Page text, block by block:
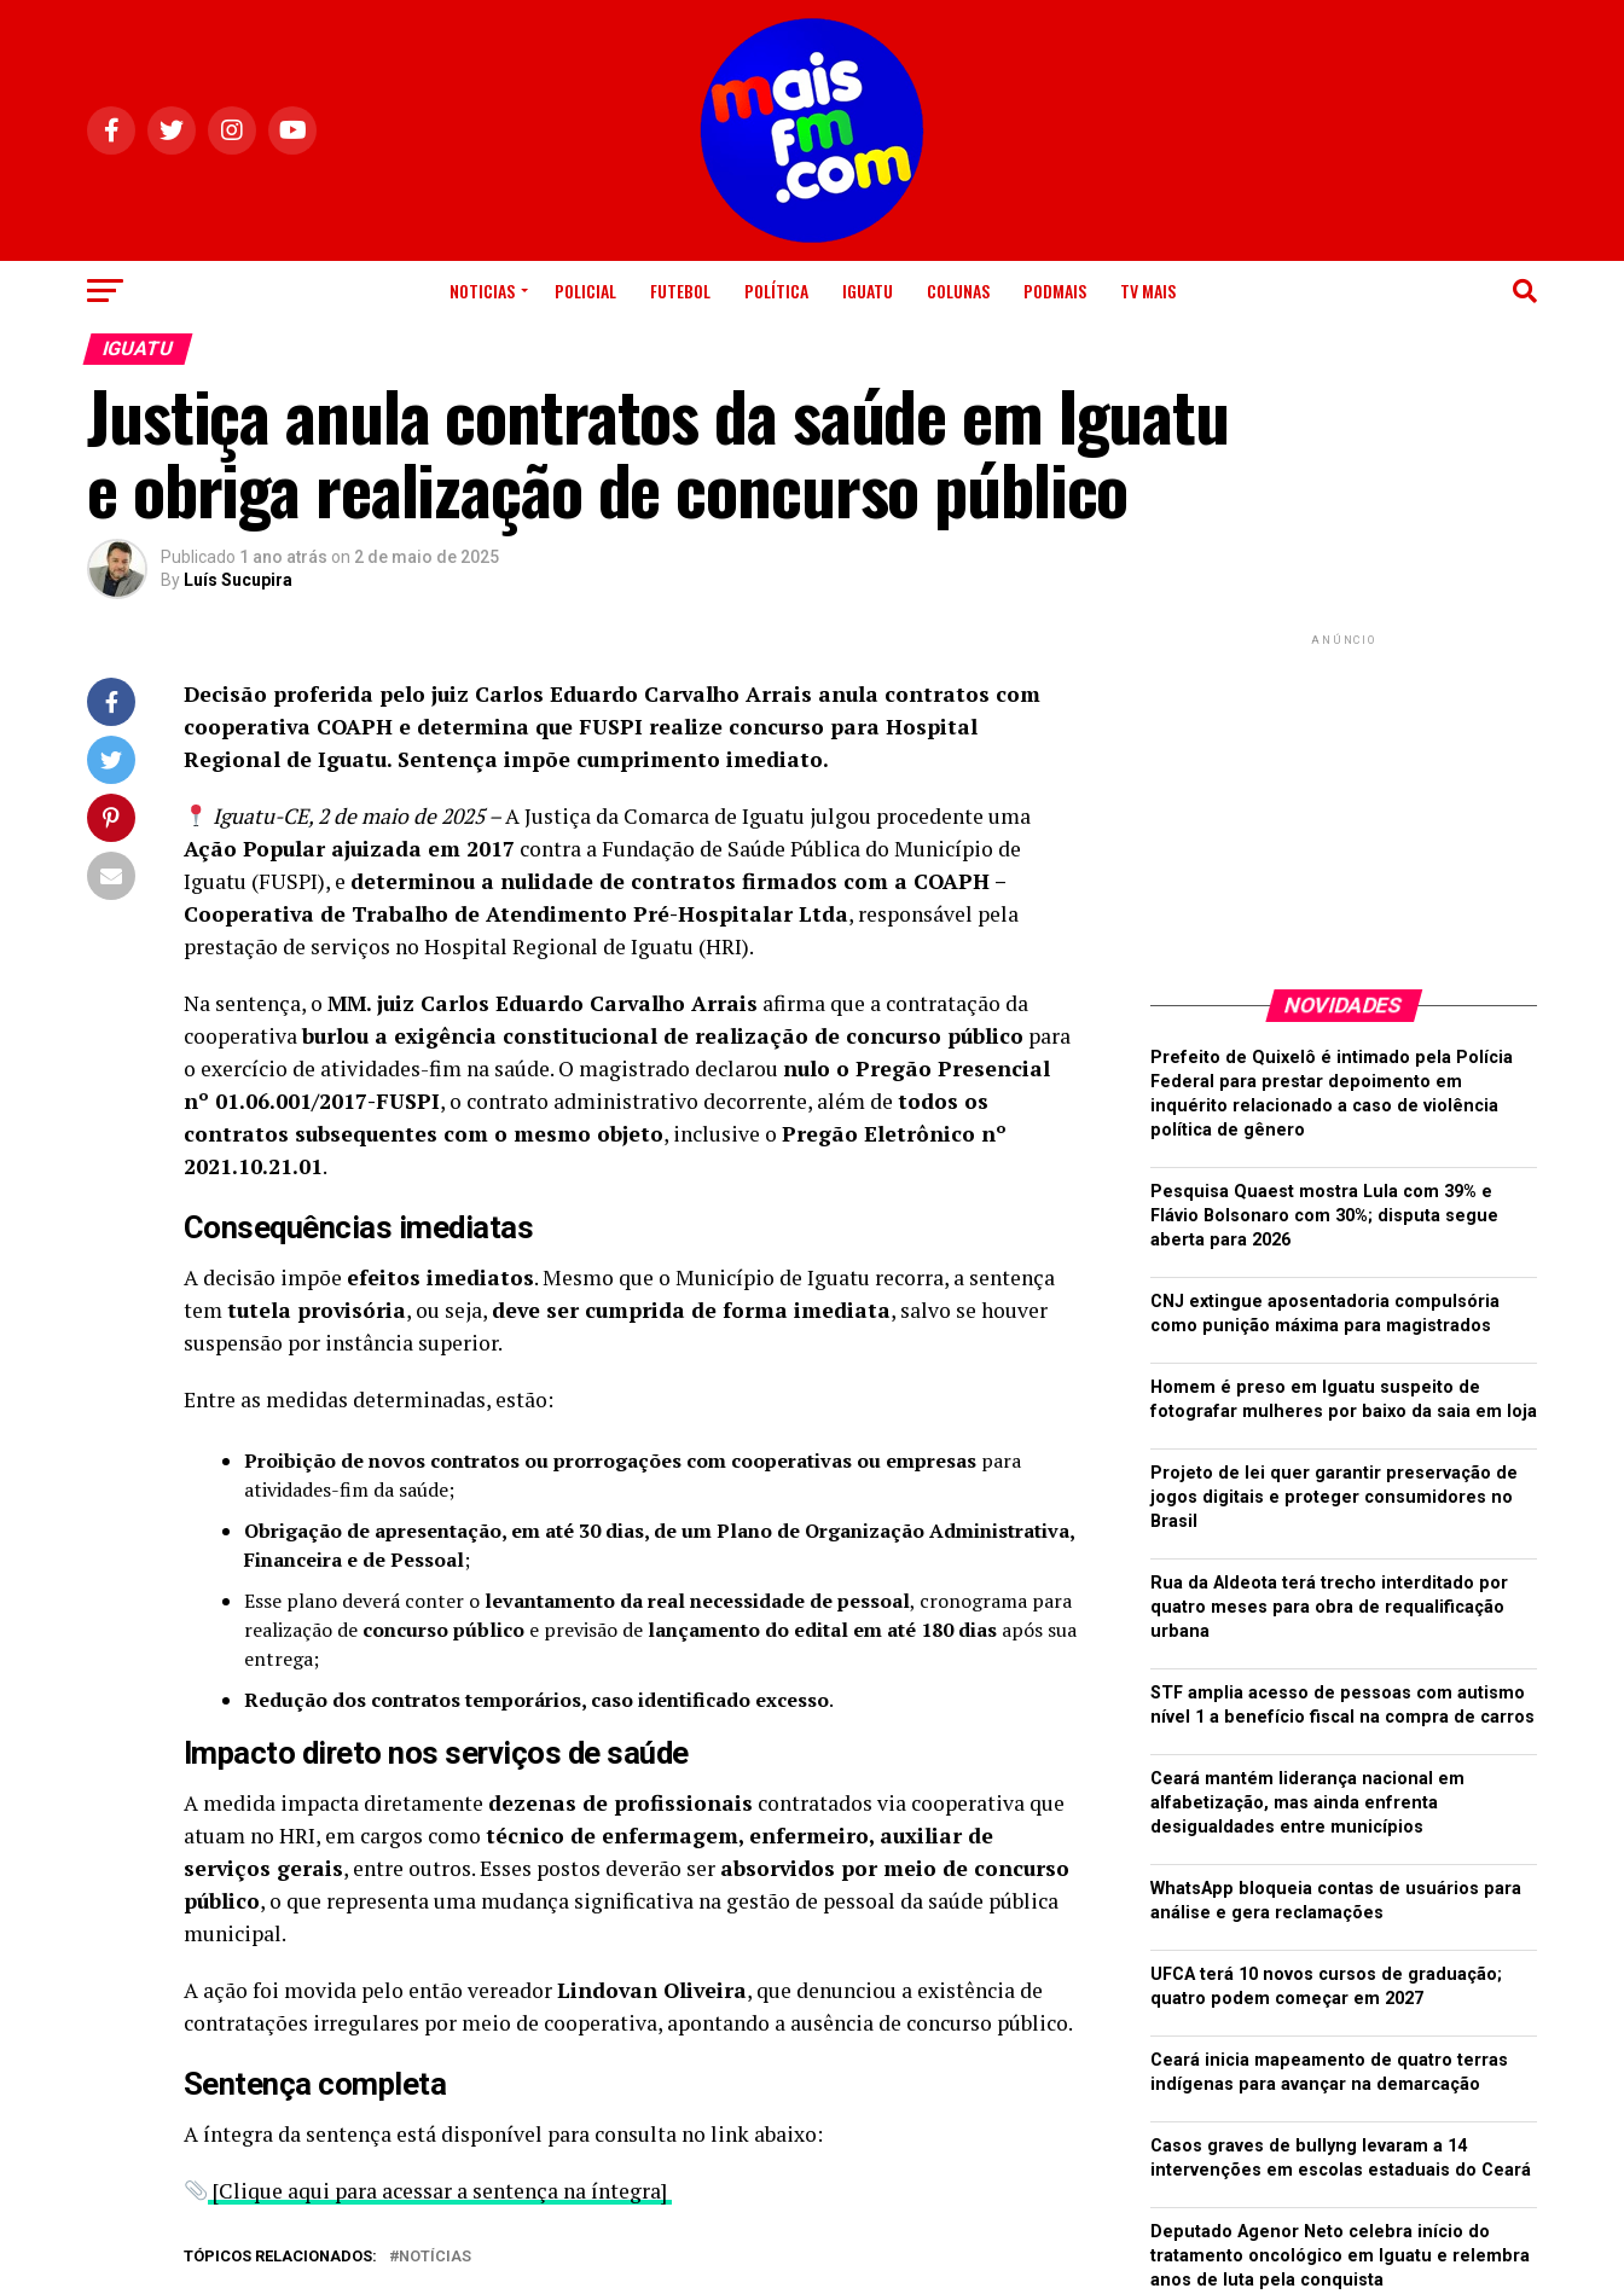
NOTICIAS POLICIAL FUTEBOL POLÍTICA IGUATU COLUNAS PODMAIS TV MAIS
IGUATU
Justiça anula contratos da saúde em Iguatu
e obriga realização de concurso público
Publicado 1 ano atrás on 2 de maio de 2025
By Luís Sucupira
Decisão proferida pelo juiz Carlos Eduardo Carvalho Arrais anula contratos com
cooperativa COAPH e determina que FUSPI realize concurso para Hospital
Regional de Iguatu. Sentença impõe cumprimento imediato.
Iguatu-CE, 2 de maio de 2025 –A Justiça da Comarca de Iguatu julgou procedente uma
Ação Popular ajuizada em 2017 contra a Fundação de Saúde Pública do Município de
Iguatu (FUSPI), e determinou a nulidade de contratos firmados com a COAPH –
Cooperativa de Trabalho de Atendimento Pré-Hospitalar Ltda, responsável pela
prestação de serviços no Hospital Regional de Iguatu (HRI).
Na sentença, o MM. juiz Carlos Eduardo Carvalho Arrais afirma que a contratação da
cooperativaburlou a exigência constitucional de realização de concurso público para
o exercício de atividades-fim na saúde. O magistrado declarou nulo o Pregão Presencial
nº 01.06.001/2017-FUSPI, o contrato administrativo decorrente, além de todos os
contratos subsequentes com o mesmo objeto, inclusive o Pregão Eletrônico nº
2021.10.21.01.
Consequências imediatas
A decisão impõe efeitos imediatos. Mesmo que o Município de Iguatu recorra, a sentença
temtutela provisória, ou seja, deve ser cumprida de forma imediata, salvo se houver
suspensão por instância superior.
Entre as medidas determinadas, estão:
Proibição de novos contratos ou prorrogações com cooperativas ou empresas para
atividades-fim da saúde;
Obrigação de apresentação, em até 30 dias, de um Plano de Organização Administrativa,
Financeira e de Pessoal;
Esse plano deverá conter o levantamento da real necessidade de pessoal, cronograma para
realização de concurso público e previsão de lançamento do edital em até 180 dias após sua
entrega;
Redução dos contratos temporários, caso identificado excesso.
Impacto direto nos serviços de saúde
A medida impacta diretamente dezenas de profissionais contratados via cooperativa que
atuam no HRI, em cargos como técnico de enfermagem, enfermeiro, auxiliar de
serviços gerais, entre outros. Esses postos deverão ser absorvidos por meio de concurso
público, o que representa uma mudança significativa na gestão de pessoal da saúde pública
municipal.
A ação foi movida pelo então vereadorLindovan Oliveira, que denunciou a existência de
contratações irregulares por meio de cooperativa, apontando a ausência de concurso público.
Sentença completa
A íntegra da sentença está disponível para consulta no link abaixo:
[Clique aqui para acessar a sentença na íntegra]
TÓPICOS RELACIONADOS: NOTÍCIAS
ANÚNCIO
NOVIDADES
Prefeito de Quixelô é intimado pela Polícia
Federal para prestar depoimento em
inquérito relacionado a caso de violência
política de gênero
Pesquisa Quaest mostra Lula com 39% e
Flávio Bolsonaro com 30%; disputa segue
aberta para 2026
CNJ extingue aposentadoria compulsória
como punição máxima para magistrados
Homem é preso em Iguatu suspeito de
fotografar mulheres por baixo da saia em loja
Projeto de lei quer garantir preservação de
jogos digitais e proteger consumidores no
Brasil
Rua da Aldeota terá trecho interditado por
quatro meses para obra de requalificação
urbana
STF amplia acesso de pessoas com autismo
nível 1 a benefício fiscal na compra de carros
Ceará mantém liderança nacional em
alfabetização, mas ainda enfrenta
desigualdades entre municípios
WhatsApp bloqueia contas de usuários para
análise e gera reclamações
UFCA terá 10 novos cursos de graduação;
quatro podem começar em 2027
Ceará inicia mapeamento de quatro terras
indígenas para avançar na demarcação
Casos graves de bullyng levaram a 14
intervenções em escolas estaduais do Ceará
Deputado Agenor Neto celebra início do
tratamento oncológico em Iguatu e relembra
anos de luta pela conquista